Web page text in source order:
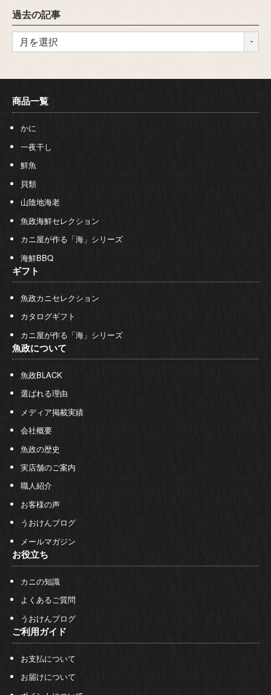
過去の記事
商品一覧
かに
一夜干し
鮮魚
貝類
山陰地海老
魚政海鮮セレクション
カニ屋が作る「海」シリーズ
海鮮BBQ
ギフト
魚政カニセレクション
カタログギフト
カニ屋が作る「海」シリーズ
魚政について
魚政BLACK
選ばれる理由
メディア掲載実績
会社概要
魚政の歴史
実店舗のご案内
職人紹介
お客様の声
うおけんブログ
メールマガジン
お役立ち
カニの知識
よくあるご質問
うおけんブログ
ご利用ガイド
お支払について
お届けについて